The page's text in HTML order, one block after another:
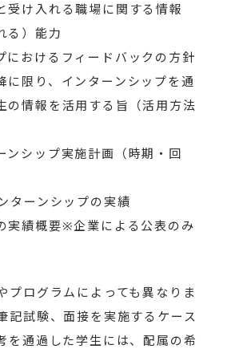
受け入れる職場に関する情報
る）能力
におけるフィードバックの方針
に限り、インターンシップを通
の情報を活用する旨（活用方法
ンシップ実施計画（時期・回
ターンシップの実績
実績概要※企業による公表のみ
プログラムによっても異なりま
記試験、面接を実施するケース
を通過した学生には、配属の希